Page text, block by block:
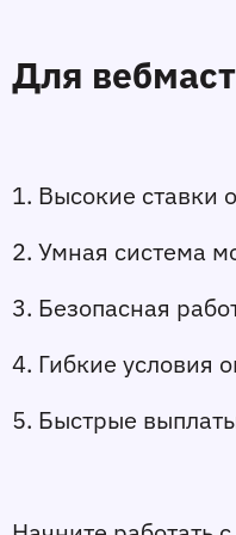
Для
1. Высокие ставки
2. Умная система
3. Безопасная
4. Гибкие условия
5. Быстрые